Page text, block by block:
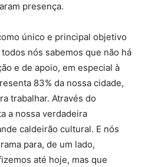
presença.
único e principal objetivo
nós sabemos que não há
e de apoio, em especial à
83% da nossa cidade,
trabalhar. Através do
a nossa verdadeira
caldeirão cultural. E nós
para, de um lado,
até hoje, mas que